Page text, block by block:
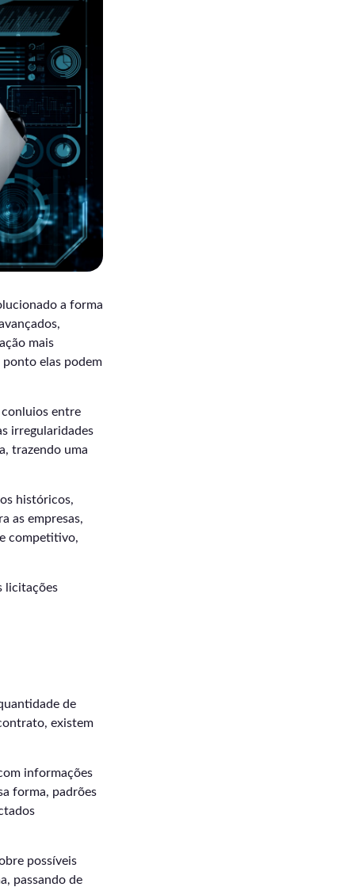
a forma
mais
ponto elas podem
entre
irregularidades
trazendo uma
históricos,
as empresas,
competitivo,
licitações
de
existem
informações
forma, padrões
possíveis
passando de